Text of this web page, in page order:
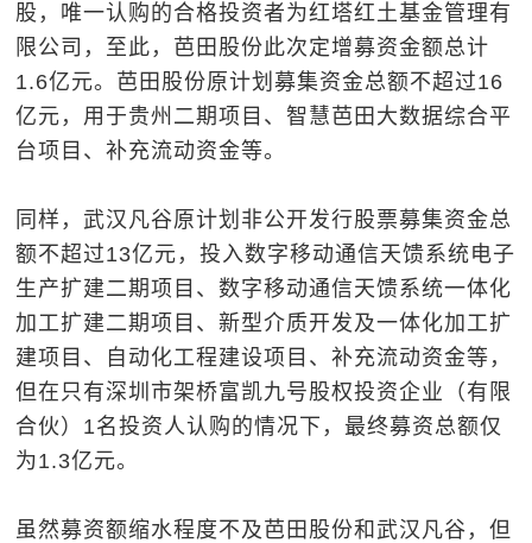
股，唯一认购的合格投资者为红塔红土基金管理有
限公司，至此，芭田股份此次定增募资金额总计
1.6亿元。芭田股份原计划募集资金总额不超过16
亿元，用于贵州二期项目、智慧芭田大数据综合平
台项目、补充流动资金等。
同样，武汉凡谷原计划非公开发行股票募集资金总
额不超过13亿元，投入数字移动通信天馈系统电子
生产扩建二期项目、数字移动通信天馈系统一体化
加工扩建二期项目、新型介质开发及一体化加工扩
建项目、自动化工程建设项目、补充流动资金等，
但在只有深圳市架桥富凯九号股权投资企业（有限
合伙）1名投资人认购的情况下，最终募资总额仅
为1.3亿元。
虽然募资额缩水程度不及芭田股份和武汉凡谷，但